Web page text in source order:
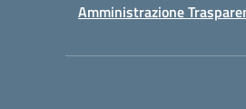
Amministrazione